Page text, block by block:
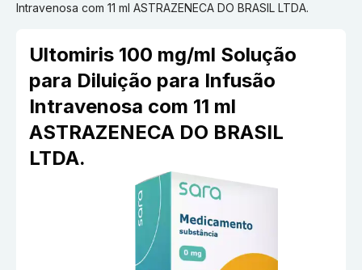
Intravenosa com 11 ml ASTRAZENECA DO BRASIL LTDA.
Ultomiris 100 mg/ml Solução
para Diluição para Infusão
Intravenosa com 11 ml
ASTRAZENECA DO BRASIL
LTDA.